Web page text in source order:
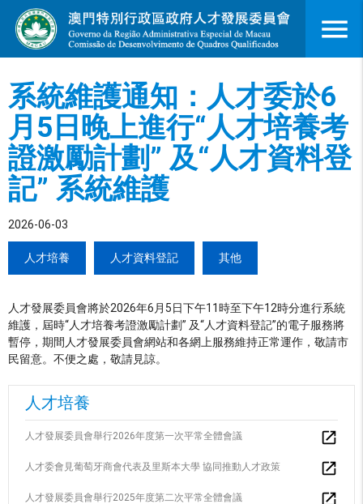
menu
系統維護通知：人才委於6
月5日晚上進行“人才培養考
證激勵計劃” 及“人才資料登
記” 系統維護
2026-06-03
人才培養 人才資料登記 其他
人才發展委員會將於2026年6月5日下午11時至下午12時分進行系統
維護，屆時“人才培養考證激勵計劃” 及“人才資料登記”的電子服務將
暫停，期間人才發展委員會網站和各網上服務維持正常運作，敬請市
民留意。不便之處，敬請見諒。
人才培養
人才發展委員會舉行2026年度第一次平常全體會議
人才委會見葡萄牙商會代表及里斯本大學 協同推動人才政策
人才發展委員會舉行2025年度第二次平常全體會議